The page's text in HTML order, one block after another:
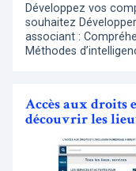
Développez vos
souhaitez
associant :
Méthodes
Accès aux droits
découvrir les